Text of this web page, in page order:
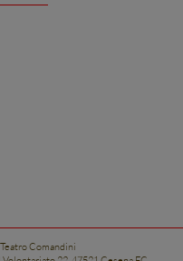
Comandini